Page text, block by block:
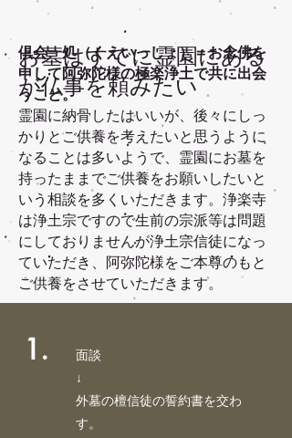
お墓はすでに霊園にある
が仏事を頼みたい
倶会一処（くえいっしょ）＝お念佛を
申して阿弥陀様の極楽浄土で共に出会
うこと。
霊園に納骨したはいいが、後々にしっ
かりとご供養を考えたいと思うように
なることは多いようで、霊園にお墓を
持ったままでご供養をお願いしたいと
いう相談を多くいただきます。浄楽寺
は浄土宗ですので生前の宗派等は問題
にしておりませんが浄土宗信徒になっ
ていただき、阿弥陀様をご本尊のもと
ご供養をさせていただきます。
1.
面談
↓
外墓の檀信徒の誓約書を交わ
す。